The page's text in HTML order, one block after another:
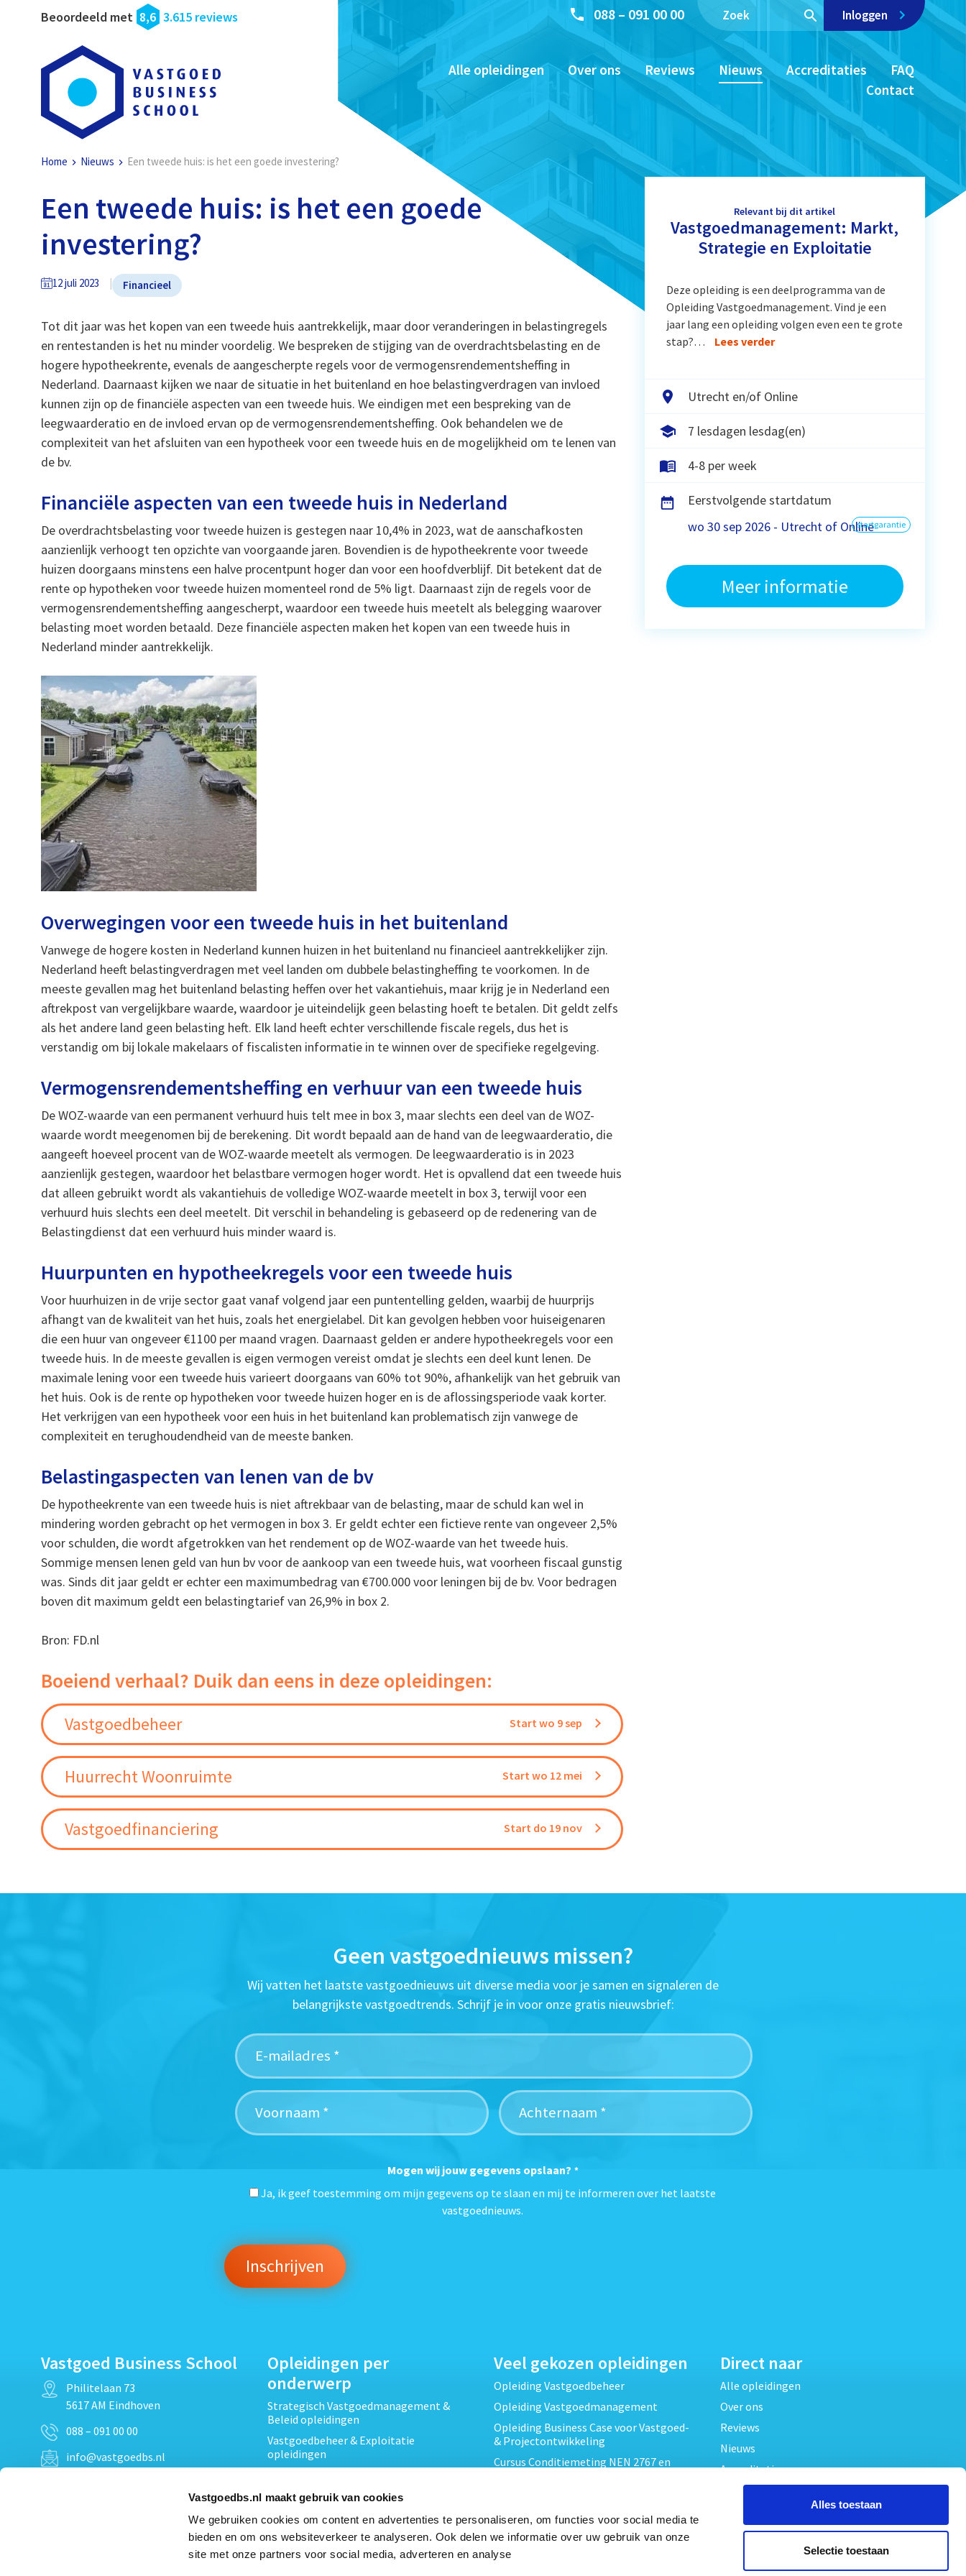
Vastgoedbs.nl maakt gebruik van cookies
We gebruiken cookies om content en advertenties te personaliseren, om functies voor social media te
bieden en om ons websiteverkeer te analyseren. Ook delen we informatie over uw gebruik van onze
site met onze partners voor social media, adverteren en analyse
Alles toestaan
Selectie toestaan
Beoordeeld met 8,6 3.615 reviews 088 – 091 00 00 Inloggen
Alle opleidingen Over ons Reviews Nieuws Accreditaties
FAQ
Contact
Home Nieuws Een tweede huis: is het een goede investering?
Een tweede huis: is het een goede
investering?
12 juli 2023 Financieel
Tot dit jaar was het kopen van een tweede huis aantrekkelijk, maar door veranderingen in belastingregels
en rentestanden is het nu minder voordelig. We bespreken de stijging van de overdrachtsbelasting en de
hogere hypotheekrente, evenals de aangescherpte regels voor de vermogensrendementsheffing in
Nederland. Daarnaast kijken we naar de situatie in het buitenland en hoe belastingverdragen van invloed
kunnen zijn op de financiële aspecten van een tweede huis. We eindigen met een bespreking van de
leegwaarderatio en de invloed ervan op de vermogensrendementsheffing. Ook behandelen we de
complexiteit van het afsluiten van een hypotheek voor een tweede huis en de mogelijkheid om te lenen van
de bv.
Financiële aspecten van een tweede huis in Nederland
De overdrachtsbelasting voor tweede huizen is gestegen naar 10,4% in 2023, wat de aanschafkosten
aanzienlijk verhoogt ten opzichte van voorgaande jaren. Bovendien is de hypotheekrente voor tweede
huizen doorgaans minstens een halve procentpunt hoger dan voor een hoofdverblijf. Dit betekent dat de
rente op hypotheken voor tweede huizen momenteel rond de 5% ligt. Daarnaast zijn de regels voor de
vermogensrendementsheffing aangescherpt, waardoor een tweede huis meetelt als belegging waarover
belasting moet worden betaald. Deze financiële aspecten maken het kopen van een tweede huis in
Nederland minder aantrekkelijk.
Overwegingen voor een tweede huis in het buitenland
Vanwege de hogere kosten in Nederland kunnen huizen in het buitenland nu financieel aantrekkelijker zijn.
Nederland heeft belastingverdragen met veel landen om dubbele belastingheffing te voorkomen. In de
meeste gevallen mag het buitenland belasting heffen over het vakantiehuis, maar krijg je in Nederland een
aftrekpost van vergelijkbare waarde, waardoor je uiteindelijk geen belasting hoeft te betalen. Dit geldt zelfs
als het andere land geen belasting heft. Elk land heeft echter verschillende fiscale regels, dus het is
verstandig om bij lokale makelaars of fiscalisten informatie in te winnen over de specifieke regelgeving.
Vermogensrendementsheffing en verhuur van een tweede huis
De WOZ-waarde van een permanent verhuurd huis telt mee in box 3, maar slechts een deel van de WOZ-
waarde wordt meegenomen bij de berekening. Dit wordt bepaald aan de hand van de leegwaarderatio, die
aangeeft hoeveel procent van de WOZ-waarde meetelt als vermogen. De leegwaarderatio is in 2023
aanzienlijk gestegen, waardoor het belastbare vermogen hoger wordt. Het is opvallend dat een tweede huis
dat alleen gebruikt wordt als vakantiehuis de volledige WOZ-waarde meetelt in box 3, terwijl voor een
verhuurd huis slechts een deel meetelt. Dit verschil in behandeling is gebaseerd op de redenering van de
Belastingdienst dat een verhuurd huis minder waard is.
Huurpunten en hypotheekregels voor een tweede huis
Voor huurhuizen in de vrije sector gaat vanaf volgend jaar een puntentelling gelden, waarbij de huurprijs
afhangt van de kwaliteit van het huis, zoals het energielabel. Dit kan gevolgen hebben voor huiseigenaren
die een huur van ongeveer €1100 per maand vragen. Daarnaast gelden er andere hypotheekregels voor een
tweede huis. In de meeste gevallen is eigen vermogen vereist omdat je slechts een deel kunt lenen. De
maximale lening voor een tweede huis varieert doorgaans van 60% tot 90%, afhankelijk van het gebruik van
het huis. Ook is de rente op hypotheken voor tweede huizen hoger en is de aflossingsperiode vaak korter.
Het verkrijgen van een hypotheek voor een huis in het buitenland kan problematisch zijn vanwege de
complexiteit en terughoudendheid van de meeste banken.
Belastingaspecten van lenen van de bv
De hypotheekrente van een tweede huis is niet aftrekbaar van de belasting, maar de schuld kan wel in
mindering worden gebracht op het vermogen in box 3. Er geldt echter een fictieve rente van ongeveer 2,5%
voor schulden, die wordt afgetrokken van het rendement op de WOZ-waarde van het tweede huis.
Sommige mensen lenen geld van hun bv voor de aankoop van een tweede huis, wat voorheen fiscaal gunstig
was. Sinds dit jaar geldt er echter een maximumbedrag van €700.000 voor leningen bij de bv. Voor bedragen
boven dit maximum geldt een belastingtarief van 26,9% in box 2.
Bron: FD.nl
Boeiend verhaal? Duik dan eens in deze opleidingen:
Vastgoedbeheer Start wo 9 sep
Huurrecht Woonruimte Start wo 12 mei
Vastgoedfinanciering Start do 19 nov
Relevant bij dit artikel
Vastgoedmanagement: Markt,
Strategie en Exploitatie
Deze opleiding is een deelprogramma van de
Opleiding Vastgoedmanagement. Vind je een
jaar lang een opleiding volgen even een te grote
stap?…
Lees verder
Utrecht en/of Online
7 lesdagen lesdag(en)
4-8 per week
Eerstvolgende startdatum
wo 30 sep 2026 - Utrecht of Onlinestartgarantie
Meer informatie
Geen vastgoednieuws missen?
Wij vatten het laatste vastgoednieuws uit diverse media voor je samen en signaleren de
belangrijkste vastgoedtrends. Schrijf je in voor onze gratis nieuwsbrief:
Mogen wij jouw gegevens opslaan? *
Ja, ik geef toestemming om mijn gegevens op te slaan en mij te informeren over het laatste
vastgoednieuws.
Vastgoed Business School
Philitelaan 73
5617 AM Eindhoven
088 – 091 00 00
info@vastgoedbs.nl
Opleidingen per
onderwerp
Strategisch Vastgoedmanagement &
Beleid opleidingen
Vastgoedbeheer & Exploitatie
opleidingen
Projectontwikkeling &
Techniek, Onderhoud & Inspectie
Opleidingen
Verduurzaming en Energieprestatie
Veel gekozen opleidingen
Opleiding Vastgoedbeheer
Opleiding Vastgoedmanagement
Opleiding Business Case voor Vastgoed-
& Projectontwikkeling
Cursus Conditiemeting NEN 2767 en
Cursus EP-W Basis Woningen
Opleiding Professioneel VvE-beheer
Opleiding Projectleider Vastgoed
Direct naar
Alle opleidingen
Over ons
Reviews
Nieuws
Accreditaties
Algemene voorwaarden
Privacy verklaring